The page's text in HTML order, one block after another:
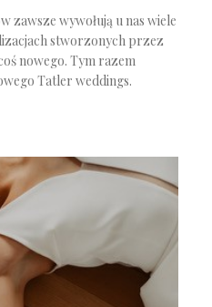
zawsze wywołują u nas wiele
stworzonych przez
nowego. Tym razem
Tatler weddings.